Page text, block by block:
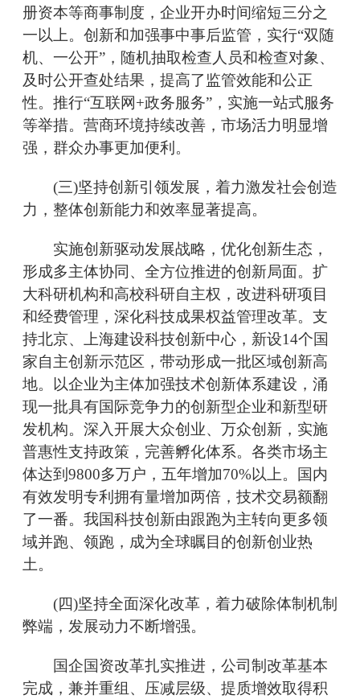
册资本等商事制度，企业开办时间缩短三分之
一以上。创新和加强事中事后监管，实行“双随
机、一公开”，随机抽取检查人员和检查对象、
及时公开查处结果，提高了监管效能和公正
性。推行“互联网+政务服务”，实施一站式服务
等举措。营商环境持续改善，市场活力明显增
强，群众办事更加便利。
(三)坚持创新引领发展，着力激发社会创造
力，整体创新能力和效率显著提高。
实施创新驱动发展战略，优化创新生态，
形成多主体协同、全方位推进的创新局面。扩
大科研机构和高校科研自主权，改进科研项目
和经费管理，深化科技成果权益管理改革。支
持北京、上海建设科技创新中心，新设14个国
家自主创新示范区，带动形成一批区域创新高
地。以企业为主体加强技术创新体系建设，涌
现一批具有国际竞争力的创新型企业和新型研
发机构。深入开展大众创业、万众创新，实施
普惠性支持政策，完善孵化体系。各类市场主
体达到9800多万户，五年增加70%以上。国内
有效发明专利拥有量增加两倍，技术交易额翻
了一番。我国科技创新由跟跑为主转向更多领
域并跑、领跑，成为全球瞩目的创新创业热
土。
(四)坚持全面深化改革，着力破除体制机制
弊端，发展动力不断增强。
国企国资改革扎实推进，公司制改革基本
完成，兼并重组、压减层级、提质增效取得积